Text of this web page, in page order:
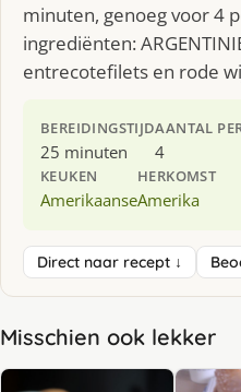
minuten, genoeg voor 4
ingrediënten:
entrecotefilets en rode
BEREIDINGSTIJD
25 minuten
AANTAL
4
KEUKEN
Amerikaanse
HERKOMST
Amerika
Direct naar recept ↓
Misschien ook lekker